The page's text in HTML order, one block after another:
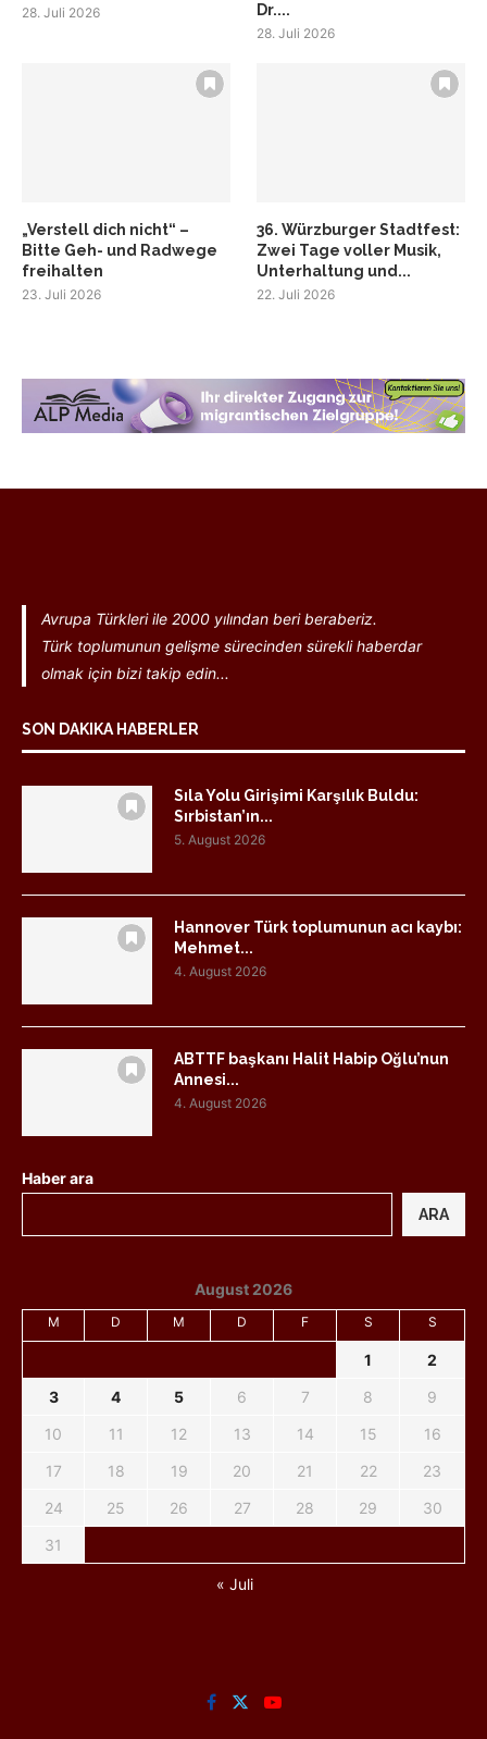
28. Juli 2026
Dr....
28. Juli 2026
„Verstell dich nicht“ –
Bitte Geh- und Radwege
freihalten
23. Juli 2026
36. Würzburger Stadtfest:
Zwei Tage voller Musik,
Unterhaltung und...
22. Juli 2026
Avrupa Türkleri ile 2000 yılından beri beraberiz.
Türk toplumunun gelişme sürecinden sürekli haberdar
olmak için bizi takip edin...
SON DAKIKA HABERLER
Sıla Yolu Girişimi Karşılık Buldu:
Sırbistan’ın...
5. August 2026
Hannover Türk toplumunun acı kaybı:
Mehmet...
4. August 2026
ABTTF başkanı Halit Habip Oğlu’nun
Annesi...
4. August 2026
Haber ara
ARA
August 2026
M D M D F S S
1
2
3
4 5 6 7 8
9
10
11 12 13 14 15
16
17
18 19 20 21 22
23
24
25 26 27 28 29
30
31
« Juli